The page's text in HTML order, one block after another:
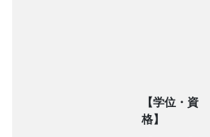
【学位・資
格】